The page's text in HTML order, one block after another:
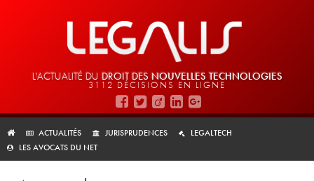
L'ACTUALITÉ DU DROIT DES NOUVELLES TECHNOLOGIES
3112 DÉCISIONS EN LIGNE
ACTUALITÉS JURISPRUDENCES
LEGALTECH
LES AVOCATS DU NET